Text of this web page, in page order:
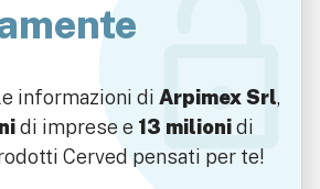
informazioni di Arpimex Srl,
di imprese e 13 milionidi
Cerved pensati per te!